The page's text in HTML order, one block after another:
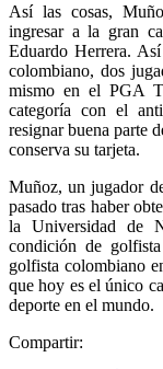
Así las cosas,
ingresar a la gran
Eduardo Herrera.
colombiano, dos
mismo en el PGA
categoría con el
resignar buena parte
conserva su tarjeta.
Muñoz, un jugador
pasado tras haber
la Universidad de
condición de
golfista colombiano
que hoy es el único
deporte en el mundo.
Compartir: